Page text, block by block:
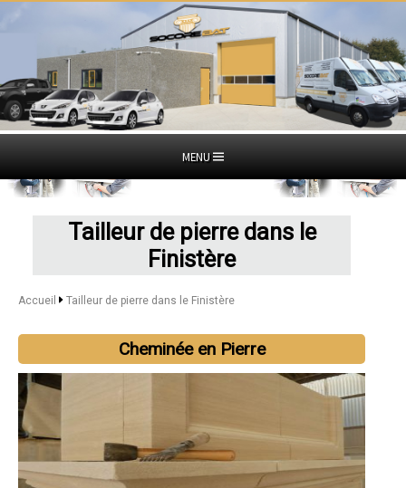
MENU
Tailleur de pierre dans le
Finistère
Accueil Tailleur de pierre dans le Finistère
Cheminée en Pierre